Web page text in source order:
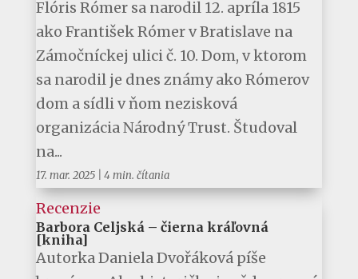
Flóris Rómer sa narodil 12. apríla 1815
ako František Rómer v Bratislave na
Zámočníckej ulici č. 10. Dom, v ktorom
sa narodil je dnes známy ako Rómerov
dom a sídli v ňom nezisková
organizácia Národný Trust. Študoval
na...
17. mar. 2025| 4 min. čítania
Recenzie
Barbora Celjská – čierna kráľovná
[kniha]
Autorka Daniela Dvořáková píše